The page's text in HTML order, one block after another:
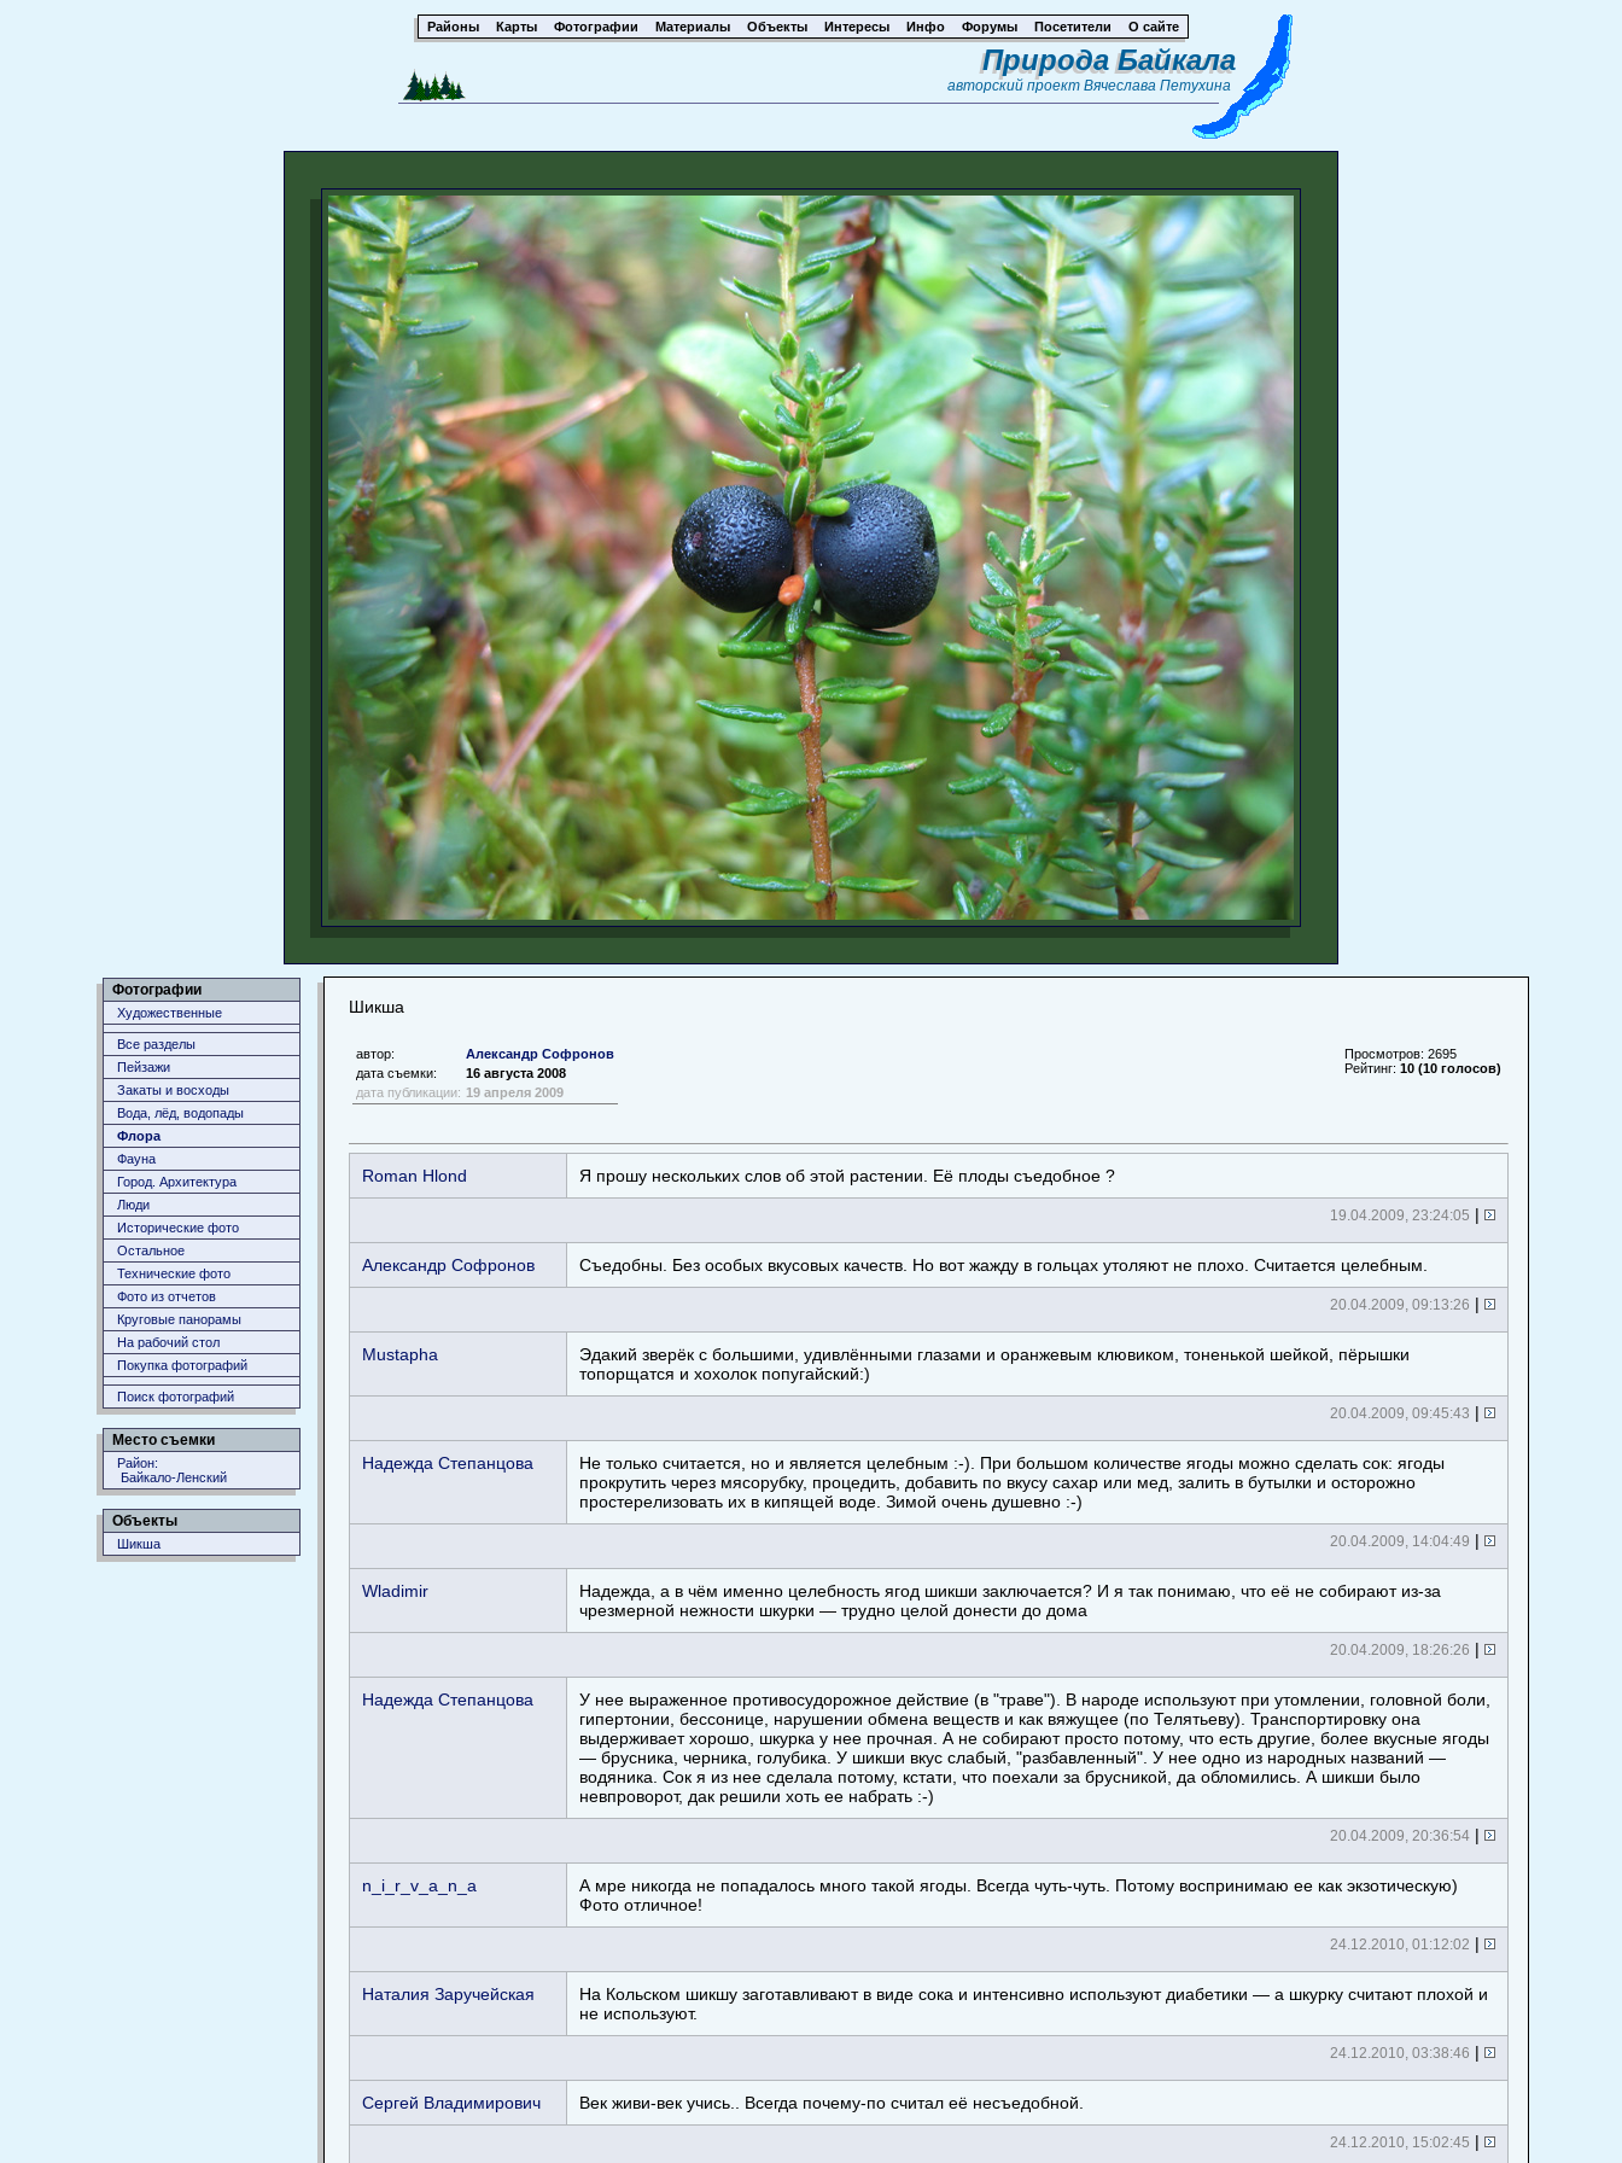
Районы Карты Фотографии Материалы Объекты Интересы Инфо Форумы Посетители О сайте
Природа Байкала
авторский проект Вячеслава Петухина
Фотографии
Художественные
Все разделы
Пейзажи
Закаты и восходы
Вода, лёд, водопады
Флора
Фауна
Город. Архитектура
Люди
Исторические фото
Остальное
Технические фото
Фото из отчетов
Круговые панорамы
На рабочий стол
Покупка фотографий
Поиск фотографий
Место съемки
Район:
Байкало-Ленский
Объекты
Шикша
Шикша
автор:
Aлександр Софронов
дата съемки:
16 августа 2008
дата публикации: 19 апреля 2009
Просмотров: 2695
Рейтинг: 10 (10 голосов)
Roman Hlond Я прошу нескольких слов об этой растении. Её плоды съедобное ?
19.04.2009, 23:24:05 |
Aлександр Софронов Съедобны. Без особых вкусовых качеств. Но вот жажду в гольцах утоляют не плохо. Считается целебным.
20.04.2009, 09:13:26 |
Mustapha
Эдакий зверёк с большими, удивлёнными глазами и оранжевым клювиком, тоненькой шейкой, пёрышки
топорщатся и хохолок попугайский:)
20.04.2009, 09:45:43 |
Надежда Степанцова
Не только считается, но и является целебным :-). При большом количестве ягоды можно сделать сок: ягоды
прокрутить через мясорубку, процедить, добавить по вкусу сахар или мед, залить в бутылки и осторожно
простерелизовать их в кипящей воде. Зимой очень душевно :-)
20.04.2009, 14:04:49 |
Wladimir
Надежда, а в чём именно целебность ягод шикши заключается? И я так понимаю, что её не собирают из-за
чрезмерной нежности шкурки — трудно целой донести до дома
20.04.2009, 18:26:26 |
Надежда Степанцова
У нее выраженное противосудорожное действие (в "траве"). В народе используют при утомлении, головной боли,
гипертонии, бессонице, нарушении обмена веществ и как вяжущее (по Телятьеву). Транспортировку она
выдерживает хорошо, шкурка у нее прочная. А не собирают просто потому, что есть другие, более вкусные ягоды
— брусника, черника, голубика. У шикши вкус слабый, "разбавленный". У нее одно из народных названий —
водяника. Сок я из нее сделала потому, кстати, что поехали за брусникой, да обломились. А шикши было
невпроворот, дак решили хоть ее набрать :-)
20.04.2009, 20:36:54 |
n_i_r_v_a_n_a
А мре никогда не попадалось много такой ягоды. Всегда чуть-чуть. Потому воспринимаю ее как экзотическую)
Фото отличное!
24.12.2010, 01:12:02 |
Наталия Заручейская
На Кольском шикшу заготавливают в виде сока и интенсивно используют диабетики — а шкурку считают плохой и
не используют.
24.12.2010, 03:38:46 |
Сергей Владимирович Век живи-век учись.. Всегда почему-по считал её несъедобной.
24.12.2010, 15:02:45 |